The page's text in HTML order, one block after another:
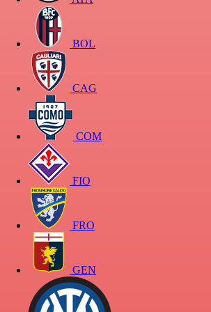
BOL
CAG
COM
FIO
FRO
GEN